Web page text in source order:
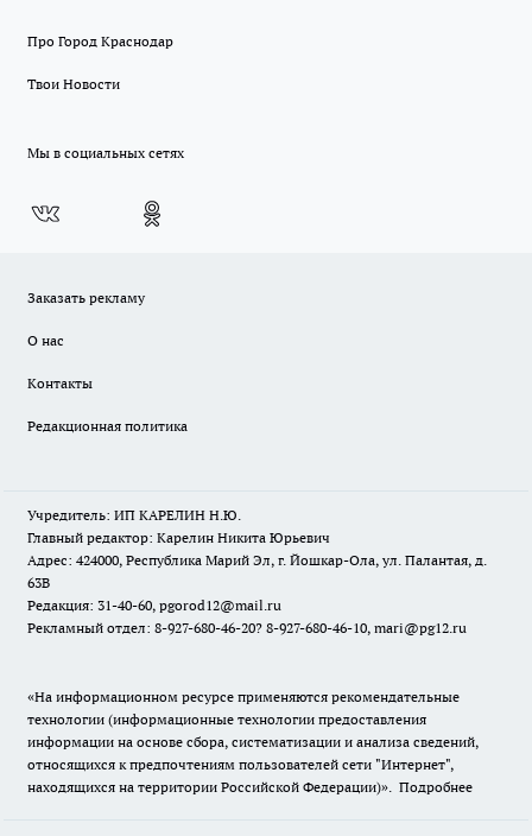
Про Город Краснодар
Твои Новости
Мы в социальных сетях
Заказать рекламу
О нас
Контакты
Редакционная политика
Учредитель: ИП КАРЕЛИН Н.Ю.
Главный редактор: Карелин Никита Юрьевич
Адрес: 424000, Республика Марий Эл, г. Йошкар-Ола, ул. Палантая, д.
63В
Редакция: 31-40-60, pgorod12@mail.ru
Рекламный отдел: 8-927-680-46-20? 8-927-680-46-10, mari@pg12.ru
«На информационном ресурсе применяются рекомендательные
технологии (информационные технологии предоставления
информации на основе сбора, систематизации и анализа сведений,
относящихся к предпочтениям пользователей сети "Интернет",
находящихся на территории Российской Федерации)». Подробнее